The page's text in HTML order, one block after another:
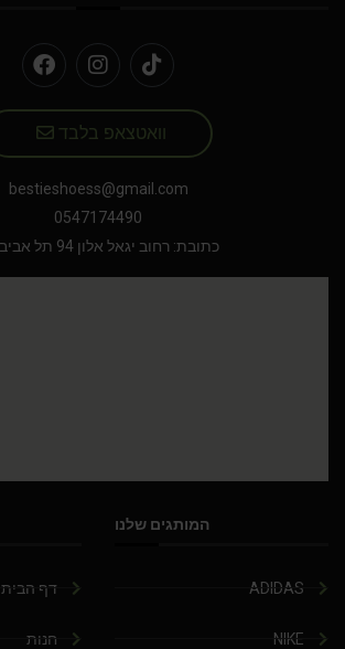
וואטצאפ בלבד
bestieshoess@gmail.com
0547174490
כתובת: רחוב יגאל אלון 94 תל אביב יפו
המותגים שלנו
ADIDAS
NIKE
דף הבית
חנות